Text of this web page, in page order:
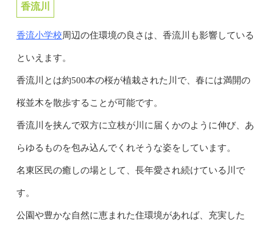
香流川
香流小学校周辺の住環境の良さは、香流川も影響している
といえます。
香流川とは約500本の桜が植栽された川で、春には満開の
桜並木を散歩することが可能です。
香流川を挟んで双方に立枝が川に届くかのように伸び、あ
らゆるものを包み込んでくれそうな姿をしています。
名東区民の癒しの場として、長年愛され続けている川で
す。
公園や豊かな自然に恵まれた住環境があれば、充実した